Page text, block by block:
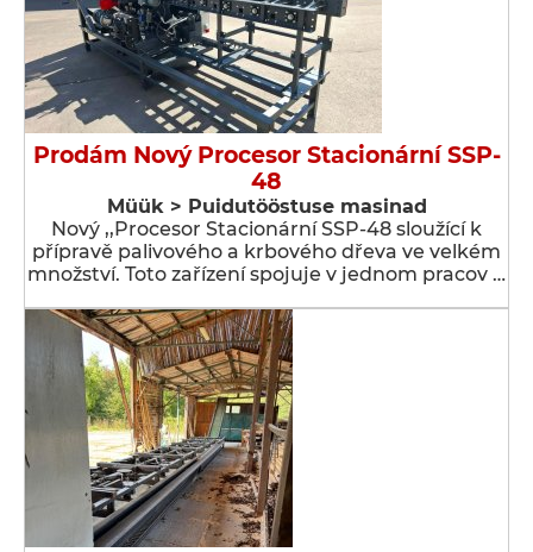
Prodám Nový Procesor Stacionární SSP-
48
Müük > Puidutööstuse masinad
Nový ,,Procesor Stacionární SSP-48 sloužící k
přípravě palivového a krbového dřeva ve velkém
množství. Toto zařízení spojuje v jednom pracov …